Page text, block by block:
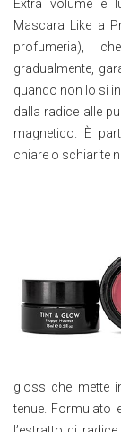
Extra volume e
Mascara Like a
profumeria),
gradualmente,
quando non lo si
dalla radice alle
magnetico. È
chiare o schiarite
gloss che mette
tenue. Formulato